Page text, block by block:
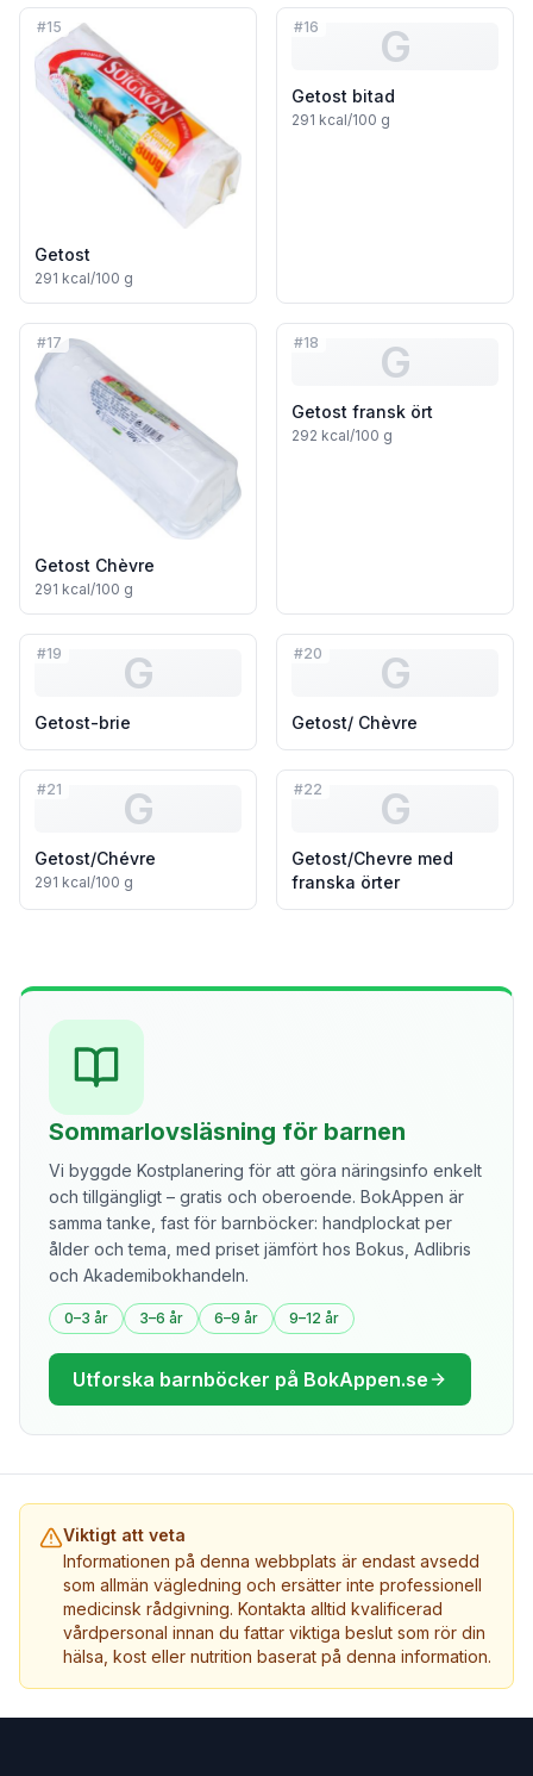
#15
Getost
291 kcal/100 g
#16 G
Getost bitad
291 kcal/100 g
#17
Getost Chèvre
291 kcal/100 g
#18 G
Getost fransk ört
292 kcal/100 g
#19 G
Getost-brie
#20 G
Getost/ Chèvre
#21 G
Getost/Chévre
291 kcal/100 g
#22 G
Getost/Chevre med
franska örter
Sommarlovsläsning för barnen
Vi byggde Kostplanering för att göra näringsinfo enkelt
och tillgängligt – gratis och oberoende. BokAppen är
samma tanke, fast för barnböcker: handplockat per
ålder och tema, med priset jämfört hos Bokus, Adlibris
och Akademibokhandeln.
0–3 år 3–6 år 6–9 år 9–12 år
Utforska barnböcker på BokAppen.se
Viktigt att veta
Informationen på denna webbplats är endast avsedd
som allmän vägledning och ersätter inte professionell
medicinsk rådgivning. Kontakta alltid kvalificerad
vårdpersonal innan du fattar viktiga beslut som rör din
hälsa, kost eller nutrition baserat på denna information.